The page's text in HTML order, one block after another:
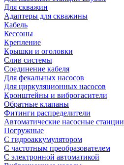
Для скважин
Адаптеры для скважины
Кабель
Кессоны
Крепление
Крышки и оголовки
Слив системы
Соединение кабеля
Для фекальных насосов
Для циркуляционных насосов
Кронштейны и виброгасители
Обратные клапаны
Фитинги распределители
Автоматические насосные станции
Погружные
С гидроаккумулятором
С частотным преобразователем
С электронной автоматикой